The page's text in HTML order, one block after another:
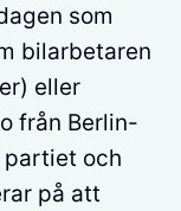
som
bilarbetaren
eller
från Berlin-
och
på att